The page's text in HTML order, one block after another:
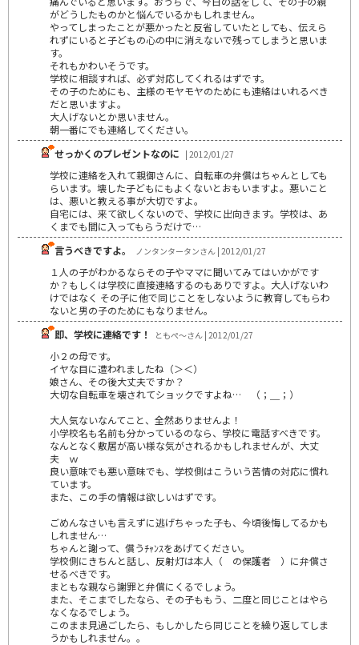
がどうしたものかと悩んでいるかもしれません。
やってしまったことが悪かったと反省していたとしても、伝えら
れずにいると子どもの心の中に消えないで残ってしまうと思いま
す。
それもかわいそうです。
学校に相談すれば、必ず対応してくれるはずです。
その子のためにも、主様のモヤモヤのためにも連絡はいれるべき
だと思いますよ。
大人げないとか思いません。
朝一番にでも連絡してください。
せっかくのプレゼントなのに | 2012/01/27
学校に連絡を入れて親御さんに、自転車の弁償はちゃんとしても
らいます。壊した子どもにもよくないとおもいますよ。悪いこと
は、悪いと教える事が大切ですよ。
自宅には、来て欲しくないので、学校に出向きます。学校は、あ
くまでも間に入ってもらうだけで…
言うべきですよ。
ノンタンタータンさん | 2012/01/27
１人の子がわかるならその子やママに聞いてみてはいかがです
か？もしくは学校に直接連絡するのもありですよ。大人げないわ
けではなく その子に他で同じことをしないように教育してもらわ
ないと男の子のためにもなりません。
即、学校に連絡です！
ともぺ～さん | 2012/01/27
小２の母です。
イヤな目に遭われましたね（＞＜）
娘さん、その後大丈夫ですか？
大切な自転車を壊されてショックですよね… （；＿；）
大人気ないなんてこと、全然ありませんよ！
小学校名も名前も分かっているのなら、学校に電話すべきです。
なんとなく敷居が高い様な気がされるかもしれませんが、大丈
夫 ｗ
良い意味でも悪い意味でも、学校側はこういう苦情の対応に慣れ
ています。
また、この手の情報は欲しいはずです。
ごめんなさいも言えずに逃げちゃった子も、今頃後悔してるかも
しれません…
ちゃんと謝って、償うﾁｬﾝｽをあげてください。
学校側にきちんと話し、反射灯は本人（ の保護者 ）に弁償さ
せるべきです。
まともな親なら謝罪と弁償にくるでしょう。
また、そこまでしたなら、その子ももう、二度と同じことはやら
なくなるでしょう。
このまま見過ごしたら、もしかしたら同じことを繰り返してしま
うかもしれません。。